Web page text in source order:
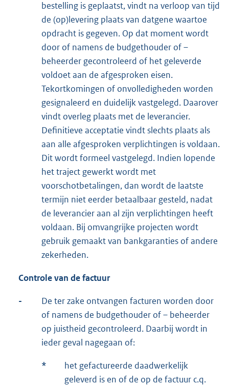
bestelling is geplaatst, vindt na verloop van tijd
de (op)levering plaats van datgene waartoe
opdracht is gegeven. Op dat moment wordt
door of namens de budgethouder of –
beheerder gecontroleerd of het geleverde
voldoet aan de afgesproken eisen.
Tekortkomingen of onvolledigheden worden
gesignaleerd en duidelijk vastgelegd. Daarover
vindt overleg plaats met de leverancier.
Definitieve acceptatie vindt slechts plaats als
aan alle afgesproken verplichtingen is voldaan.
Dit wordt formeel vastgelegd. Indien lopende
het traject gewerkt wordt met
voorschotbetalingen, dan wordt de laatste
termijn niet eerder betaalbaar gesteld, nadat
de leverancier aan al zijn verplichtingen heeft
voldaan. Bij omvangrijke projecten wordt
gebruik gemaakt van bankgaranties of andere
zekerheden.
Controle van de factuur
-
De ter zake ontvangen facturen worden door
of namens de budgethouder of – beheerder
op juistheid gecontroleerd. Daarbij wordt in
ieder geval nagegaan of:
*
het gefactureerde daadwerkelijk
geleverd is en of de op de factuur c.q.